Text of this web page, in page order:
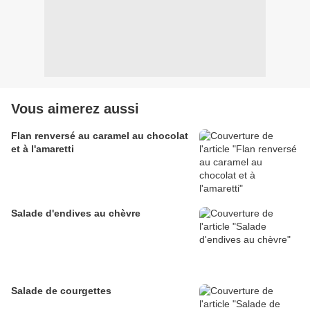
Vous aimerez aussi
Flan renversé au caramel au chocolat
et à l'amaretti
Salade d'endives au chèvre
Salade de courgettes